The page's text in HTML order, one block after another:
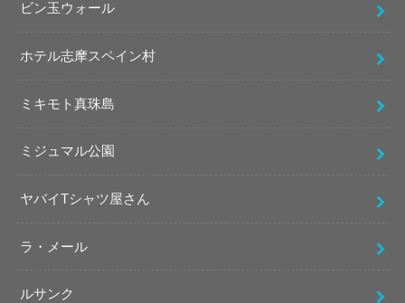
ビン玉ウォール
ホテル志摩スペイン村
ミキモト真珠島
ミジュマル公園
ヤバイTシャツ屋さん
ラ・メール
ルサンク